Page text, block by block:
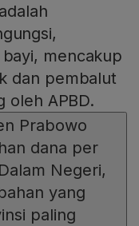
mencakup
dan pembalut
oleh APBD.
Prabowo
dana per
Negeri,
yang
paling